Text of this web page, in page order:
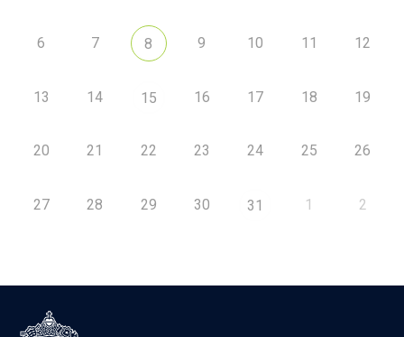
6 7 8 9 10 11 12
13 14 15 16 17 18 19
20 21 22 23 24 25 26
27 28 29 30 31 1 2